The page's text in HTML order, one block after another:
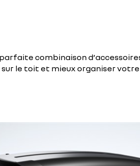
combinaison
le toit et mieux organiser